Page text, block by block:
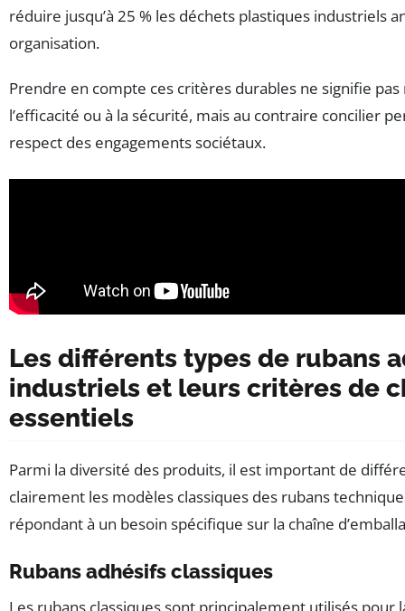
réduire jusqu’à 25 % les déchets plastiques industriels
organisation.
Prendre en compte ces critères durables ne signifie
l’efficacité ou à la sécurité, mais au contraire concilier
respect des engagements sociétaux.
Les différents types de rubans
industriels et leurs critères de
essentiels
Parmi la diversité des produits, il est important de
clairement les modèles classiques des rubans
répondant à un besoin spécifique sur la chaîne
Rubans adhésifs classiques
Les rubans classiques sont principalement utilisés